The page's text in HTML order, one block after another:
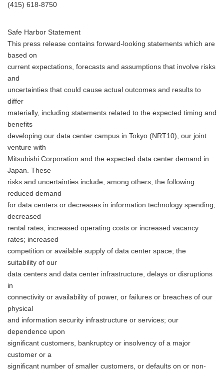
(415) 618-8750
Safe Harbor Statement
This press release contains forward-looking statements which are
based on
current expectations, forecasts and assumptions that involve risks
and
uncertainties that could cause actual outcomes and results to
differ
materially, including statements related to the expected timing and
benefits
developing our data center campus in Tokyo (NRT10), our joint
venture with
Mitsubishi Corporation and the expected data center demand in
Japan. These
risks and uncertainties include, among others, the following:
reduced demand
for data centers or decreases in information technology spending;
decreased
rental rates, increased operating costs or increased vacancy
rates; increased
competition or available supply of data center space; the
suitability of our
data centers and data center infrastructure, delays or disruptions
in
connectivity or availability of power, or failures or breaches of our
physical
and information security infrastructure or services; our
dependence upon
significant customers, bankruptcy or insolvency of a major
customer or a
significant number of smaller customers, or defaults on or non-